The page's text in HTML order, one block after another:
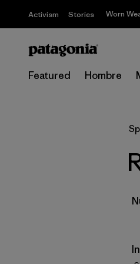
Activism Stories Worn
Featured Hombre